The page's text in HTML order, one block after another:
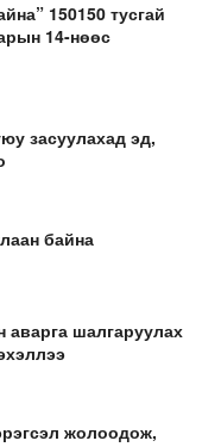
150150 тусгай
14-нөөс
засуулахад эд,
байна
шалгаруулах
жолоодож,